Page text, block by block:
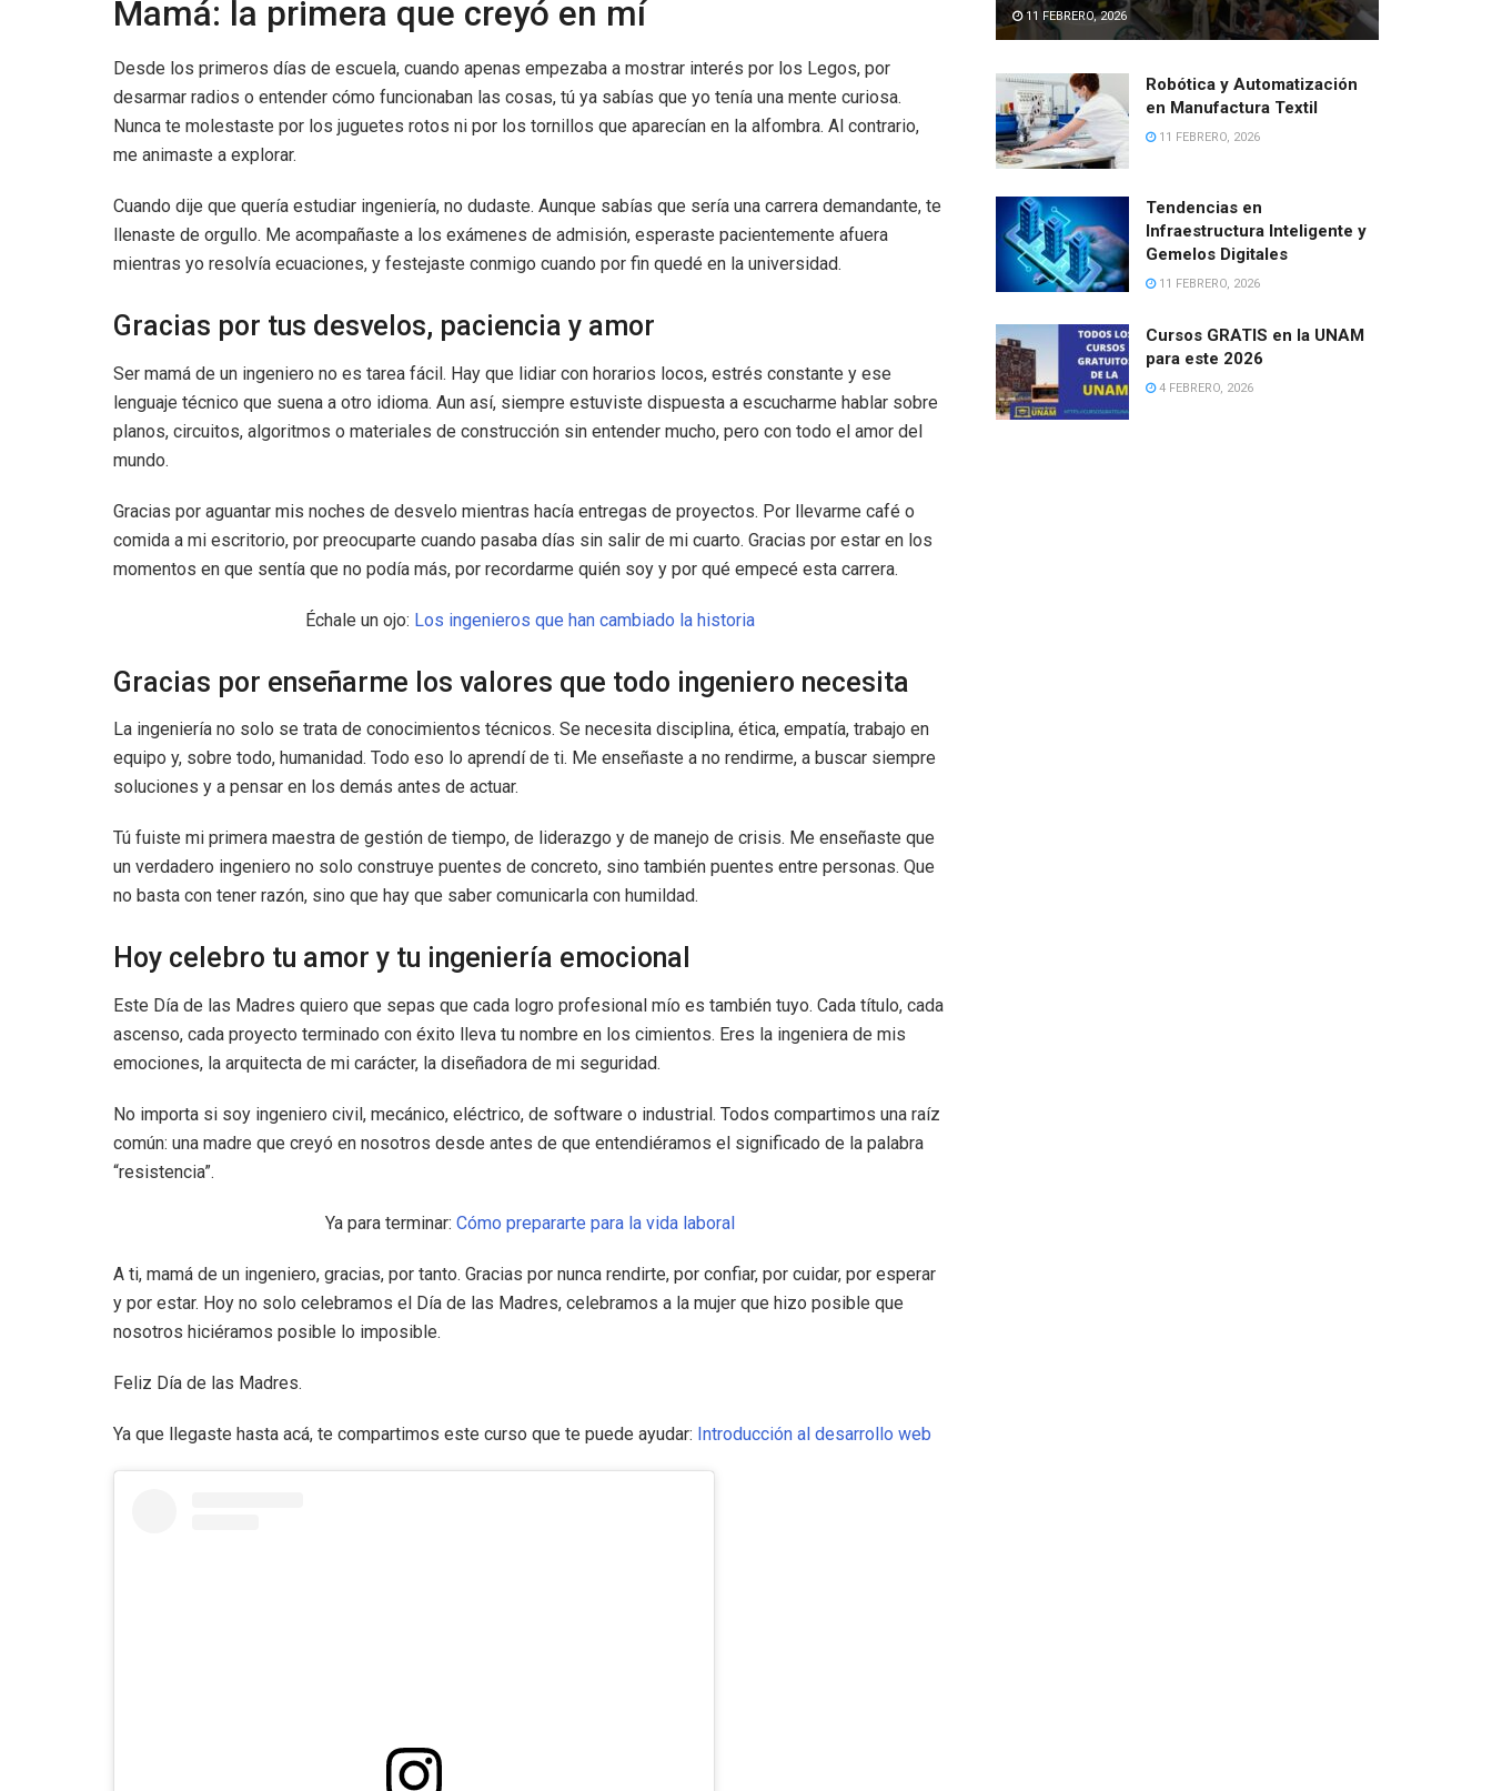
Mamá: la primera que creyó en mí
Desde los primeros días de escuela, cuando apenas empezaba a mostrar interés por los Legos, por
desarmar radios o entender cómo funcionaban las cosas, tú ya sabías que yo tenía una mente curiosa.
Nunca te molestaste por los juguetes rotos ni por los tornillos que aparecían en la alfombra. Al contrario,
me animaste a explorar.
Cuando dije que quería estudiar ingeniería, no dudaste. Aunque sabías que sería una carrera demandante, te
llenaste de orgullo. Me acompañaste a los exámenes de admisión, esperaste pacientemente afuera
mientras yo resolvía ecuaciones, y festejaste conmigo cuando por fin quedé en la universidad.
Gracias por tus desvelos, paciencia y amor
Ser mamá de un ingeniero no es tarea fácil. Hay que lidiar con horarios locos, estrés constante y ese
lenguaje técnico que suena a otro idioma. Aun así, siempre estuviste dispuesta a escucharme hablar sobre
planos, circuitos, algoritmos o materiales de construcción sin entender mucho, pero con todo el amor del
mundo.
Gracias por aguantar mis noches de desvelo mientras hacía entregas de proyectos. Por llevarme café o
comida a mi escritorio, por preocuparte cuando pasaba días sin salir de mi cuarto. Gracias por estar en los
momentos en que sentía que no podía más, por recordarme quién soy y por qué empecé esta carrera.
Échale un ojo: Los ingenieros que han cambiado la historia
Gracias por enseñarme los valores que todo ingeniero necesita
La ingeniería no solo se trata de conocimientos técnicos. Se necesita disciplina, ética, empatía, trabajo en
equipo y, sobre todo, humanidad. Todo eso lo aprendí de ti. Me enseñaste a no rendirme, a buscar siempre
soluciones y a pensar en los demás antes de actuar.
Tú fuiste mi primera maestra de gestión de tiempo, de liderazgo y de manejo de crisis. Me enseñaste que
un verdadero ingeniero no solo construye puentes de concreto, sino también puentes entre personas. Que
no basta con tener razón, sino que hay que saber comunicarla con humildad.
Hoy celebro tu amor y tu ingeniería emocional
Este Día de las Madres quiero que sepas que cada logro profesional mío es también tuyo. Cada título, cada
ascenso, cada proyecto terminado con éxito lleva tu nombre en los cimientos. Eres la ingeniera de mis
emociones, la arquitecta de mi carácter, la diseñadora de mi seguridad.
No importa si soy ingeniero civil, mecánico, eléctrico, de software o industrial. Todos compartimos una raíz
común: una madre que creyó en nosotros desde antes de que entendiéramos el significado de la palabra
“resistencia”.
Ya para terminar: Cómo prepararte para la vida laboral
A ti, mamá de un ingeniero, gracias, por tanto. Gracias por nunca rendirte, por confiar, por cuidar, por esperar
y por estar. Hoy no solo celebramos el Día de las Madres, celebramos a la mujer que hizo posible que
nosotros hiciéramos posible lo imposible.
Feliz Día de las Madres.
Ya que llegaste hasta acá, te compartimos este curso que te puede ayudar: Introducción al desarrollo web
11 FEBRERO, 2026
Robótica y Automatización
en Manufactura Textil
11 FEBRERO, 2026
Tendencias en
Infraestructura Inteligente y
Gemelos Digitales
11 FEBRERO, 2026
Cursos GRATIS en la UNAM
para este 2026
4 FEBRERO, 2026